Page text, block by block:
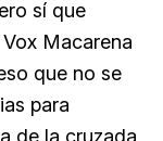
sí que
Macarena
que no se
para